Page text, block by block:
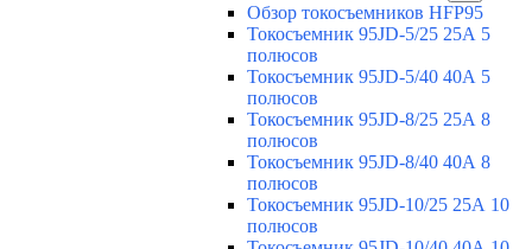
Обзор токосъемников HFP95
Токосъемник 95JD-5/25 25А 5
полюсов
Токосъемник 95JD-5/40 40А 5
полюсов
Токосъемник 95JD-8/25 25А 8
полюсов
Токосъемник 95JD-8/40 40А 8
полюсов
Токосъемник 95JD-10/25 25А 10
полюсов